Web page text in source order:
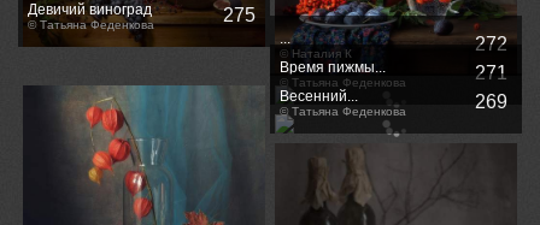
Девичий виноград
© Татьяна Феденкова 275
...
© Наталия К 272
Время пижмы...
© Татьяна Феденкова 271
Весенний...
© Татьяна Феденкова 269